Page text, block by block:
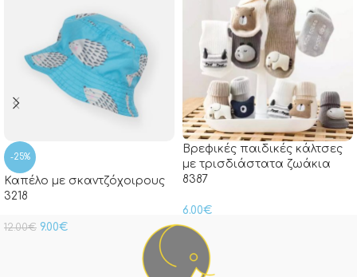
-25%
Καπέλο με σκαντζόχοιρους
3218
12.00€ 9.00€
Βρεφικές παιδικές κάλτσες
με τρισδιάστατα ζωάκια
8387
6.00€